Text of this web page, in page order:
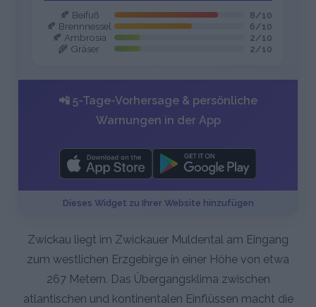
🍂 Beifuß 8/10
🍂 Brennnessel 6/10
🍂 Ambrosia 2/10
🌾 Gräser 2/10
📲 5-Tage-Vorhersage & persönliche
Warnungen in der App
Dieses Widget zu Ihrer Website hinzufügen
Zwickau liegt im Zwickauer Muldental am Eingang
zum westlichen Erzgebirge in einer Höhe von etwa
267 Metern. Das Übergangsklima zwischen
atlantischen und kontinentalen Einflüssen macht die